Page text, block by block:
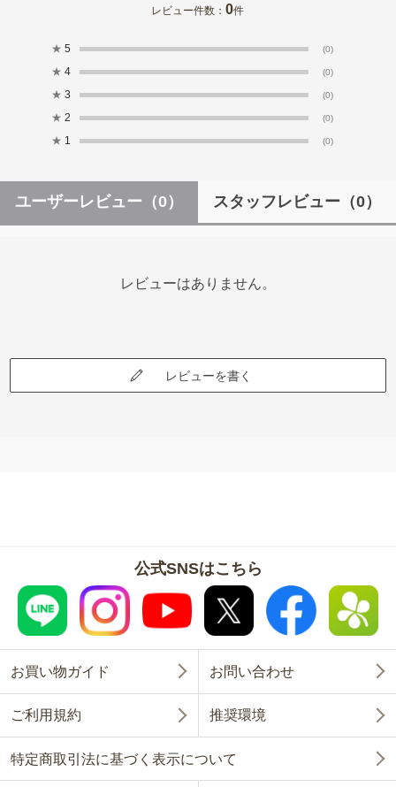
レビュー件数：0件
★ 5 (0)
★ 4 (0)
★ 3 (0)
★ 2 (0)
★ 1 (0)
ユーザーレビュー （0） スタッフレビュー （0）
レビューはありません。
レビューを書く
公式SNSはこちら
お買い物ガイド お問い合わせ
ご利用規約 推奨環境
特定商取引法に基づく表示について